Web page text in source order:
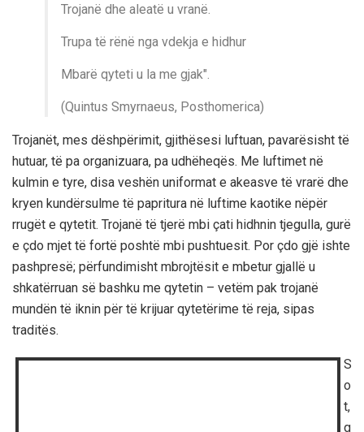
Trojanë dhe aleatë u vranë.
Trupa të rënë nga vdekja e hidhur
Mbarë qyteti u la me gjak".
(Quintus Smyrnaeus, Posthomerica)
Trojanët, mes dëshpërimit, gjithësesi luftuan, pavarësisht të
hutuar, të pa organizuara, pa udhëheqës. Me luftimet në
kulmin e tyre, disa veshën uniformat e akeasve të vrarë dhe
kryen kundërsulme të papritura në luftime kaotike nëpër
rrugët e qytetit. Trojanë të tjerë mbi çati hidhnin tjegulla, gurë
e çdo mjet të fortë poshtë mbi pushtuesit. Por çdo gjë ishte
pashpresë; përfundimisht mbrojtësit e mbetur gjallë u
shkatërruan së bashku me qytetin – vetëm pak trojanë
mundën të iknin për të krijuar qytetërime të reja, sipas
traditës.
S
o
t,
g